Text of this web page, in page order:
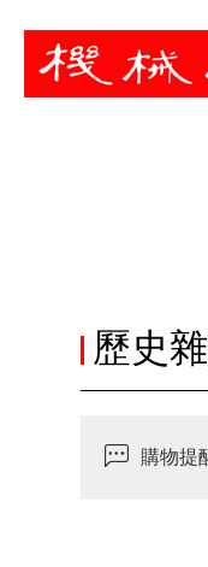
暫停
歷史
購物提